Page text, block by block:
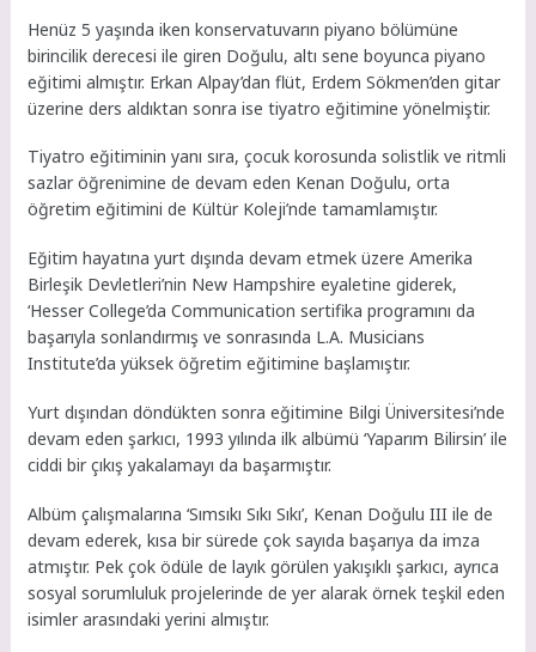
Henüz 5 yaşında iken konservatuvarın piyano bölümüne
birincilik derecesi ile giren Doğulu, altı sene boyunca piyano
eğitimi almıştır. Erkan Alpay’dan flüt, Erdem Sökmen’den gitar
üzerine ders aldıktan sonra ise tiyatro eğitimine yönelmiştir.
Tiyatro eğitiminin yanı sıra, çocuk korosunda solistlik ve ritmli
sazlar öğrenimine de devam eden Kenan Doğulu, orta
öğretim eğitimini de Kültür Koleji’nde tamamlamıştır.
Eğitim hayatına yurt dışında devam etmek üzere Amerika
Birleşik Devletleri’nin New Hampshire eyaletine giderek,
‘Hesser College’da Communication sertifika programını da
başarıyla sonlandırmış ve sonrasında L.A. Musicians
Institute’da yüksek öğretim eğitimine başlamıştır.
Yurt dışından döndükten sonra eğitimine Bilgi Üniversitesi’nde
devam eden şarkıcı, 1993 yılında ilk albümü ‘Yaparım Bilirsin’ ile
ciddi bir çıkış yakalamayı da başarmıştır.
Albüm çalışmalarına ‘Sımsıkı Sıkı Sıkı’, Kenan Doğulu III ile de
devam ederek, kısa bir sürede çok sayıda başarıya da imza
atmıştır. Pek çok ödüle de layık görülen yakışıklı şarkıcı, ayrıca
sosyal sorumluluk projelerinde de yer alarak örnek teşkil eden
isimler arasındaki yerini almıştır.